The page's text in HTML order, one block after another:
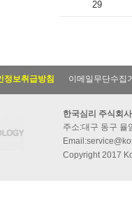
29
정보취급방침 이메일무단수집
한국심리 주식회사
주소:대구 동구 율
Copyright 2017